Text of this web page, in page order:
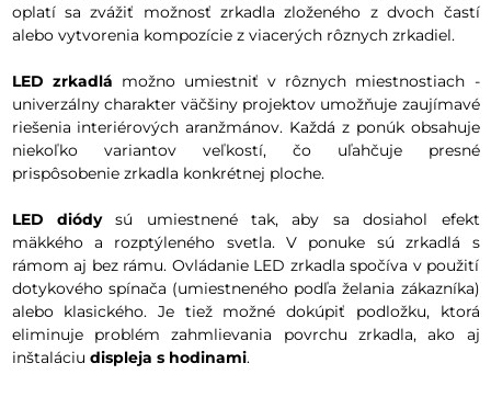
oplatí sa zvážiť možnosť zrkadla zloženého z dvoch častí
alebo vytvorenia kompozície z viacerých rôznych zrkadiel.
LED zrkadlá možno umiestniť v rôznych miestnostiach -
univerzálny charakter väčšiny projektov umožňuje zaujímavé
riešenia interiérových aranžmánov. Každá z ponúk obsahuje
niekoľko variantov veľkostí, čo uľahčuje presné
prispôsobenie zrkadla konkrétnej ploche.
LED diódysú umiestnené tak, aby sa dosiahol efekt
mäkkého a rozptýleného svetla. V ponuke sú zrkadlá s
rámom aj bez rámu. Ovládanie LED zrkadla spočíva v použití
dotykového spínača (umiestneného podľa želania zákazníka)
alebo klasického. Je tiež možné dokúpiť podložku, ktorá
eliminuje problém zahmlievania povrchu zrkadla, ako aj
inštaláciu displeja s hodinami.